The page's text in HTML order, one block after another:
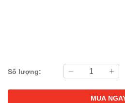
Số lượng:
MUA